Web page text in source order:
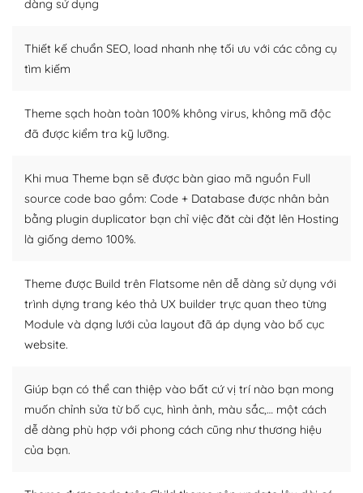
WordPress là nơi lưu trữ cho một diễn đàn cộng đồng
khổng lồ được kiểm duyệt bởi các nhân viên và những
Nếu bạn gặp khó khăn, bạn có thể lên mạng và tìm
kiếm những cộng đồng WordPress, họ sẽ giúp bạn trả
Cộng đồng sử dụng WordPress sẵn sàng hỗ trợ bạn
– Đa dạng plugin và themes
WordPress để tăng thêm các tính năng cần thiết. Có
nhiều plugin trả phí hoặc miễn phí.
Nhờ lượng người dùng đông đảo, thư viện themes và
plugin của WordPress rất phong phú. Bạn có thể thỏa
lập website của mình.
WordPress đa dạng plugin và themes
– Dễ sử dụng
dàng sử dụng
Thiết kế chuẩn SEO, load nhanh nhẹ tối ưu với các công cụ
tìm kiếm
Theme sạch hoàn toàn 100% không virus, không mã độc
đã được kiểm tra kỹ lưỡng.
Khi mua Theme bạn sẽ được bàn giao mã nguồn Full
source code bao gồm: Code + Database được nhân bản
bằng plugin duplicator bạn chỉ việc đăt cài đặt lên Hosting
là giống demo 100%.
Theme được Build trên Flatsome nên dễ dàng sử dụng với
trình dựng trang kéo thả UX builder trực quan theo từng
Module và dạng lưới của layout đã áp dụng vào bố cục
website.
Giúp bạn có thể can thiệp vào bất cứ vị trí nào bạn mong
muốn chỉnh sửa từ bố cục, hình ảnh, màu sắc,… một cách
dễ dàng phù hợp với phong cách cũng như thương hiệu
của bạn.